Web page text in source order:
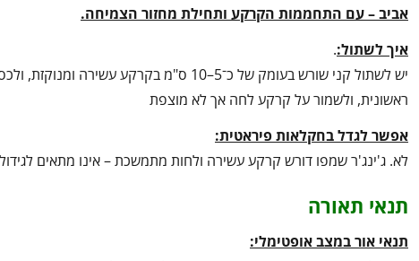
אביב – עם התחממות הקרקע ותחילת מחזור הצמיחה.
איך לשתול:.
יש לשתול קני שורש בעומק של כ־5–10 ס"מ
ראשונית, ולשמור על קרקע לחה אך לא מוצפת
אפשר לגדל בחקלאות פיראטית:
לא. ג'ינג'ר שמפו דורש קרקע עשירה ולחות מתמשכת – אינו מתאים
תנאי תאורה
תנאי אור במצב אופטימלי: